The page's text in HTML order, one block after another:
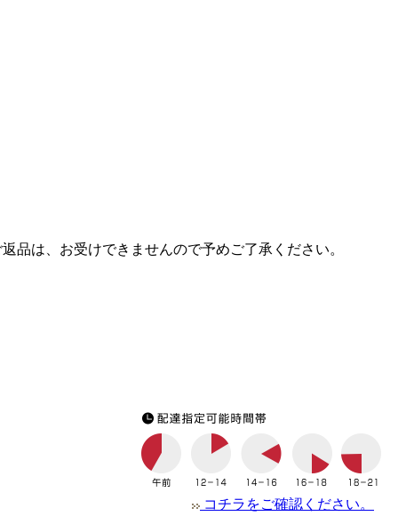
品は、お受けできませんので予めご了承ください。
コチラをご確認ください。